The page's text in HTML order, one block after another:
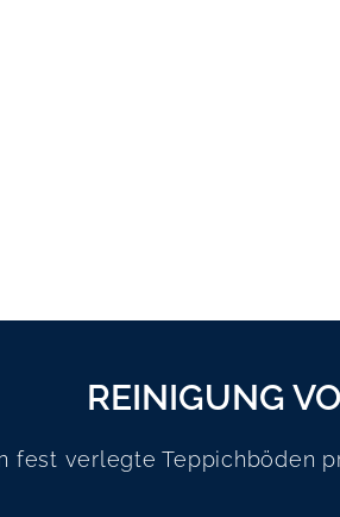
REINIGUNG
fest verlegte Teppichböden